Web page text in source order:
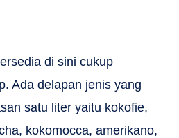
di sini cukup
Ada delapan jenis yang
satu liter yaitu kokofie,
kokomocca, amerikano,